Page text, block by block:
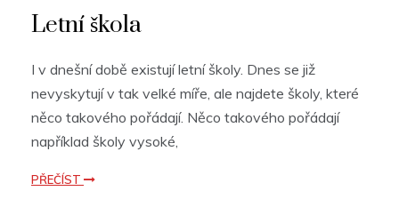
Letní škola
I v dnešní době existují letní školy. Dnes se již
nevyskytují v tak velké míře, ale najdete školy, které
něco takového pořádají. Něco takového pořádají
například školy vysoké,
PŘEČÍST